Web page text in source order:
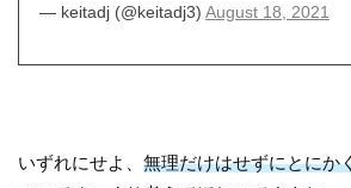
— keitadj (@keitadj3) August 18, 2021
いずれにせよ、無理だけはせずにとにか